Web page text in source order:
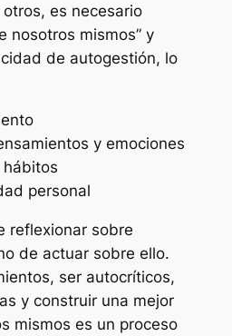
es necesario
nosotros mismos” y
de autogestión, lo
y emociones
hábitos
personal
reflexionar sobre
de actuar sobre ello.
ser autocríticos,
y construir una mejor
mismos es un proceso